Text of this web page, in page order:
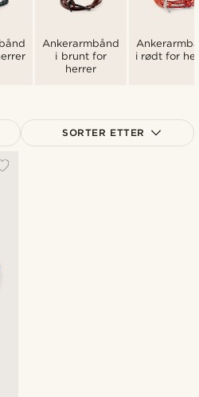
Ankerarmbånd
i brunt for
herrer
i rødt for
SORTER ETTER